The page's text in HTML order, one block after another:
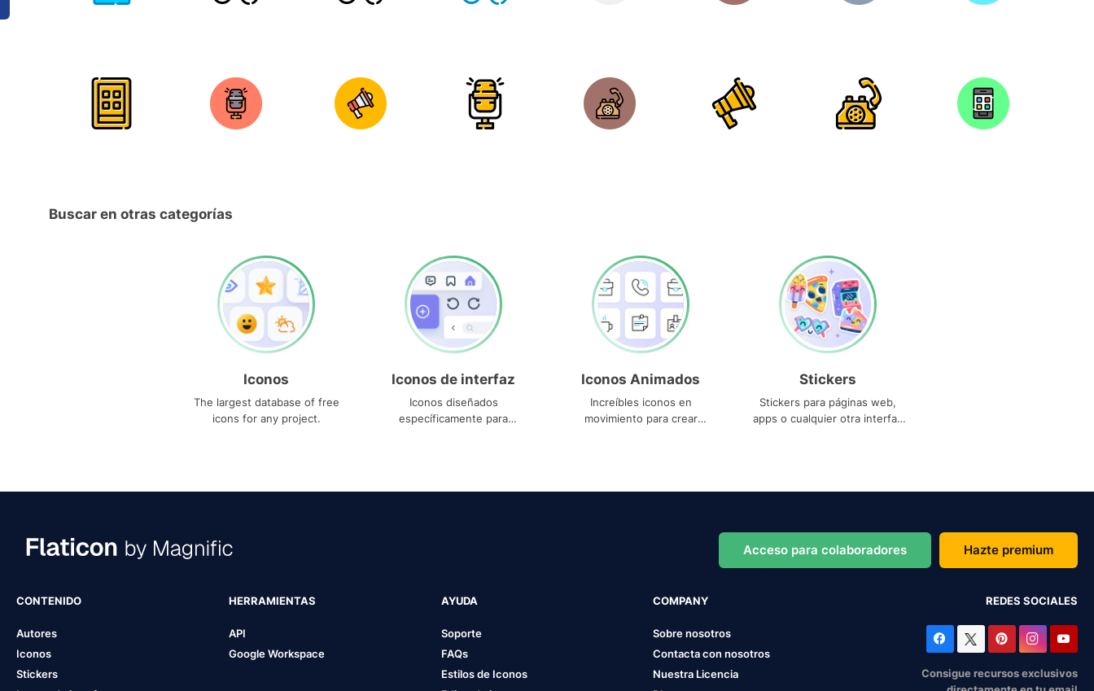
Buscar en otras categorías
Iconos
The largest database of free
icons for any project.
Iconos de interfaz
Iconos diseñados
específicamente para
Iconos Animados
Increíbles iconos en
movimiento para crear
Stickers
Stickers para páginas web,
apps o cualquier otra interfaz
Acceso para colaboradores Hazte premium
CONTENIDO
Autores
Iconos
Stickers
HERRAMIENTAS
API
Google Workspace
AYUDA
Soporte
FAQs
Estilos de Iconos
COMPANY
Sobre nosotros
Contacta con nosotros
Nuestra Licencia
REDES SOCIALES
Consigue recursos exclusivos